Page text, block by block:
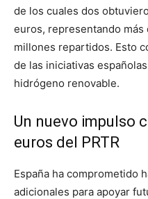
de los cuales dos
euros, representando
millones repartidos. Esto
de las iniciativas
hidrógeno renovable.
Un nuevo impulso
euros del PRTR
España ha comprometido
adicionales para apoyar